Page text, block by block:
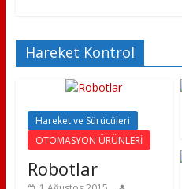
Hareket Kontrol
Hareket ve Sürücüleri
OTOMASYON ÜRÜNLERİ
Robotlar